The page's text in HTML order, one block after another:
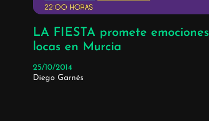
LA FIESTA promete emociones
locas en Murcia
25/10/2014
Diego Garnés